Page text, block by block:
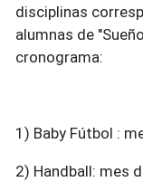
disciplinas
alumnas de
cronograma:
1) Baby Fútbol :
2) Handball: mes